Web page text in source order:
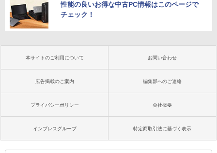
性能の良いお得な中古PC情報はこのページで
チェック！
本サイトのご利用について お問い合わせ
広告掲載のご案内 編集部へのご連絡
プライバシーポリシー 会社概要
インプレスグループ 特定商取引法に基づく表示